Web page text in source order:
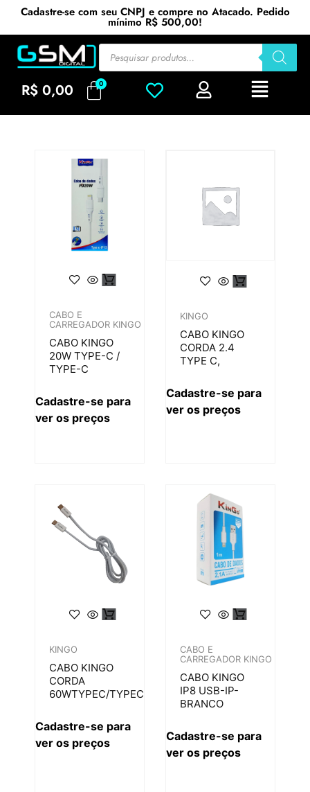
Cadastre-se com seu CNPJ e compre no Atacado. Pedido
mínimo R$ 500,00!
R$ 0,00
CABO E
CARREGADOR KINGO
CABO KINGO
20W TYPE-C /
TYPE-C
Cadastre-se para
ver os preços
KINGO
CABO KINGO
CORDA 2.4
TYPE C,
Cadastre-se para
ver os preços
KINGO
CABO KINGO
CORDA
60WTYPEC/TYPEC
Cadastre-se para
ver os preços
CABO E
CARREGADOR KINGO
CABO KINGO
IP8 USB-IP-
BRANCO
Cadastre-se para
ver os preços